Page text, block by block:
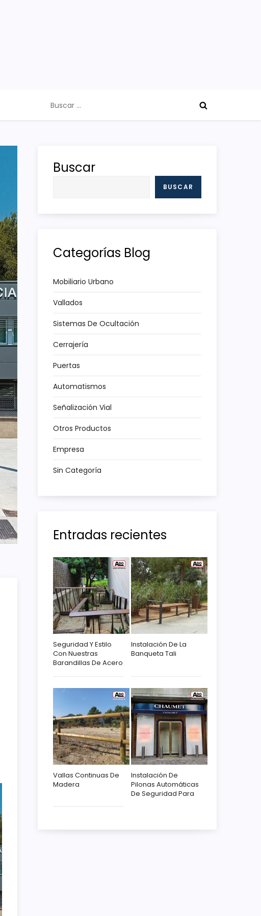
Buscar
BUSCAR
Categorías Blog
Mobiliario Urbano
Vallados
Sistemas De Ocultación
Cerrajería
Puertas
Automatismos
Señalización Vial
Otros Productos
Empresa
Sin Categoría
Entradas recientes
Seguridad Y Estilo
Con Nuestras
Barandillas De Acero
Instalación De La
Banqueta Tali
Vallas Continuas De
Madera
Instalación De
Pilonas Automáticas
De Seguridad Para